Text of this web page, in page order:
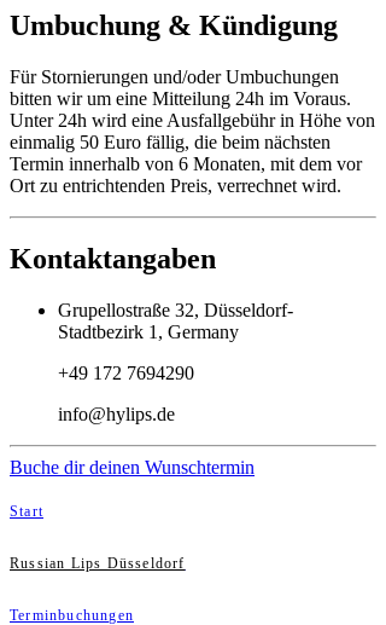
Umbuchung & Kündigung
Für Stornierungen und/oder Umbuchungen
bitten wir um eine Mitteilung 24h im Voraus.
Unter 24h wird eine Ausfallgebühr in Höhe von
einmalig 50 Euro fällig, die beim nächsten
Termin innerhalb von 6 Monaten, mit dem vor
Ort zu entrichtenden Preis, verrechnet wird.
Kontaktangaben
Grupellostraße 32, Düsseldorf-
Stadtbezirk 1, Germany
+49 172 7694290
info@hylips.de
Buche dir deinen Wunschtermin
Start
Russian Lips Düsseldorf
Terminbuchungen